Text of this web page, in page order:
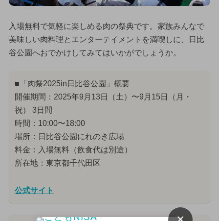
入場無料で気軽に楽しめる肉の祭典です。家族みんなで
美味しい肉料理とエンターテイメントを満喫しに、日比
谷公園へおでかけしてみてはいかがでしょうか。
■「肉祭2025in日比谷公園」概要
開催期間：2025年9月13日（土）〜9月15日（月・
祝） 3日間
時間：10:00〜18:00
場所：日比谷公園にれのき広場
料金：入場無料（飲食代は別途）
所在地：東京都千代田区
公式サイト